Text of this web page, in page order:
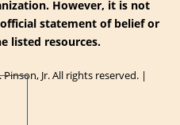
However, it is not
statement of belief or
listed resources.
Jr. All rights reserved. |